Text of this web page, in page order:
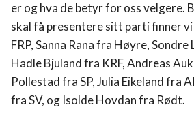
FOR ALLE
er og hva de betyr for oss velgere.
skal få presentere sitt parti finner
FRP, Sanna Rana fra Høyre,
Hadle Bjuland fra KRF, Andreas
Pollestad fra SP, Julia Eikeland fra
fra SV, og Isolde Hovdan fra Rødt.